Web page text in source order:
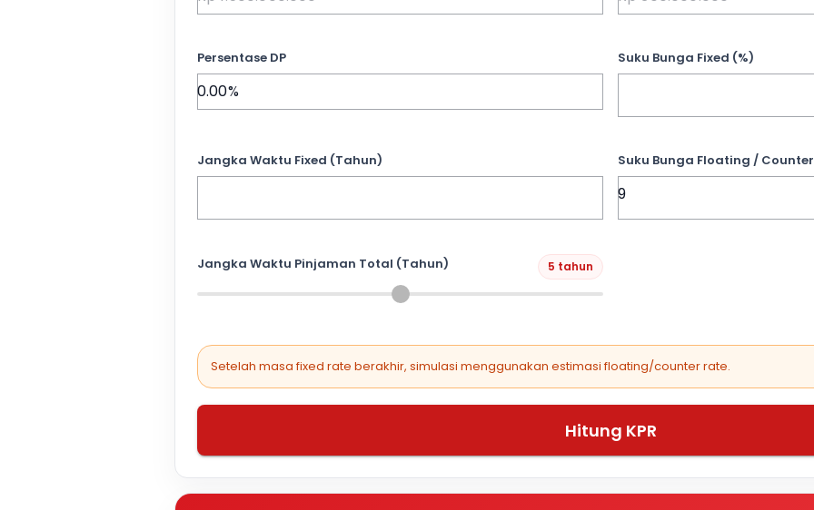
Persentase DP Suku Bunga Fixed (%)
Jangka Waktu Fixed (Tahun) Suku Bunga Floating /
Jangka Waktu Pinjaman Total (Tahun) 5 tahun
Setelah masa fixed rate berakhir, simulasi menggunakan estimasi floating/counter rate.
Hitung KPR